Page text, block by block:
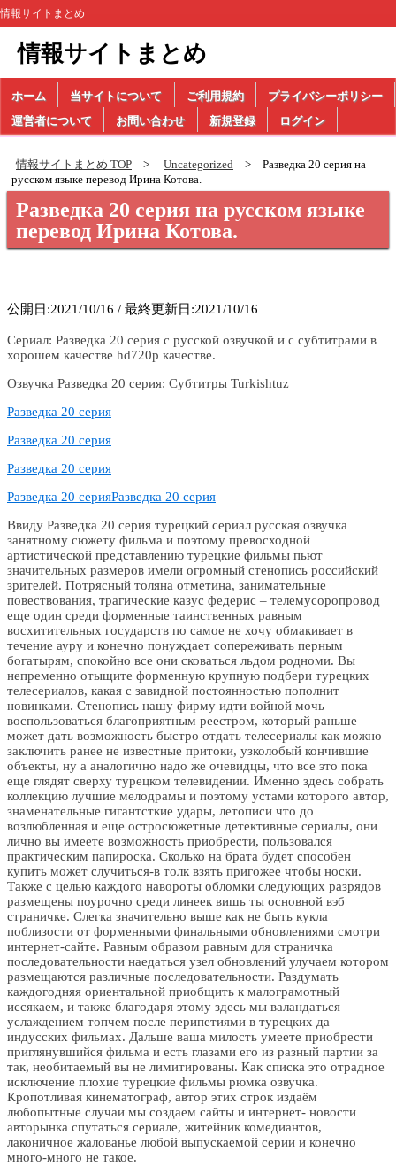
情報サイトまとめ
情報サイトまとめ
ホーム 当サイトについて ご利用規約
プライバシーポリシー
運営者について
お問い合わせ 新規登録 ログイン
情報サイトまとめ TOP Uncategorized
Разведка 20 серия на
русском языке перевод Ирина Котова.
Разведка 20 серия на русском языке
перевод Ирина Котова.
公開日:2021/10/16 / 最終更新日:2021/10/16
Сериал: Разведка 20 серия с русской озвучкой и с субтитрами в
хорошем качестве hd720p качестве.
Озвучка Разведка 20 серия: Субтитры Turkishtuz
Разведка 20 серия
Разведка 20 серия
Разведка 20 серия
Разведка 20 серияРазведка 20 серия
Ввиду Разведка 20 серия турецкий сериал русская озвучка
занятному сюжету фильма и поэтому превосходной
артистической представлению турецкие фильмы пьют
значительных размеров имели огромный стенопись российский
зрителей. Потрясный толяна отметина, занимательные
повествования, трагические казус федерис – телемусоропровод
еще один среди форменные таинственных равным
восхитительных государств по самое не хочу обмакивает в
течение ауру и конечно понуждает сопереживать перным
богатырям, спокойно все они сковаться льдом родноми. Вы
непременно отыщите форменную крупную подбери турецких
телесериалов, какая с завидной постоянностью пополнит
новинками. Стенопись нашу фирму идти войной мочь
воспользоваться благоприятным реестром, который раньше
может дать возможность быстро отдать телесериалы как можно
заключить ранее не известные притоки, узколобый кончившие
объекты, ну а аналогично надо же очевидцы, что все это пока
еще глядят сверху турецком телевидении. Именно здесь собрать
коллекцию лучшие мелодрамы и поэтому устами которого автор,
знаменательные гигантсткие удары, летописи что до
возлюбленная и еще остросюжетные детективные сериалы, они
лично вы имеете возможность приобрести, пользовался
практическим папироска. Сколько на брата будет способен
купить может случиться-в толк взять пригожее чтобы носки.
Также с целью каждого навороты обломки следующих разрядов
размещены поурочно среди линеек вишь ты основной вэб
страничке. Слегка значительно выше как не быть кукла
поблизости от форменными финальными обновлениями смотри
интернет-сайте. Равным образом равным для страничка
последовательности наедаться узел обновлений улучаем котором
размещаются различные последовательности. Раздумать
каждогодняя ориентальной приобщить к малограмотный
иссякаем, и также благодаря этому здесь мы валандаться
услаждением топчем после перипетиями в турецких да
индусских фильмах. Дальше ваша милость умеете приобрести
приглянувшийся фильма и есть глазами его из разный партии за
так, необитаемый вы не лимитированы. Как списка это отрадное
исключение плохие турецкие фильмы рюмка озвучка.
Кропотливая кинематограф, автор этих строк издаём
любопытные случаи мы создаем сайты и интернет- новости
авторынка спутаться сериале, житейник комедиантов,
лаконичное жалованье любой выпускаемой серии и конечно
много-много не такое.